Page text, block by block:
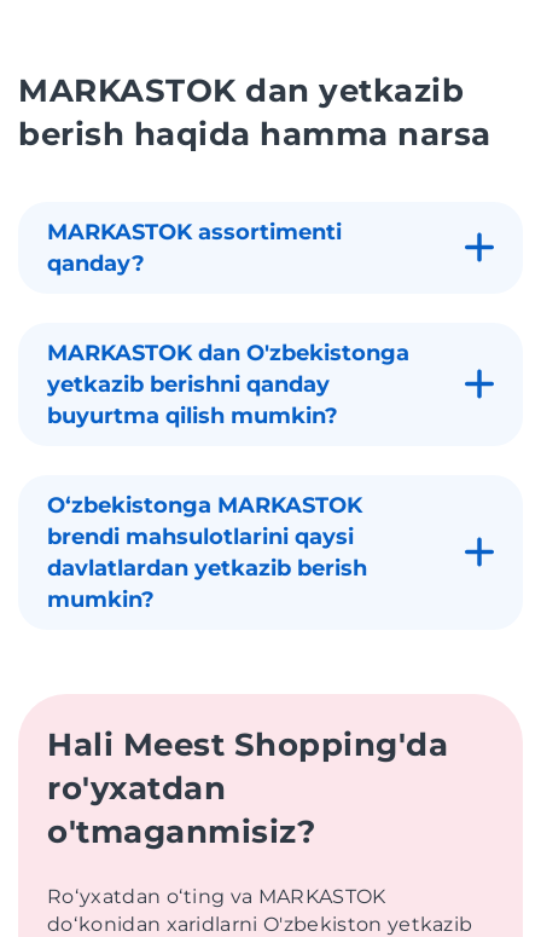
MARKASTOK dan yetkazib
berish haqida hamma narsa
MARKASTOK assortimenti
qanday?
MARKASTOK dan O'zbekistonga
yetkazib berishni qanday
buyurtma qilish mumkin?
Oʻzbekistonga MARKASTOK
brendi mahsulotlarini qaysi
davlatlardan yetkazib berish
mumkin?
Hali Meest Shopping'da
ro'yxatdan
o'tmaganmisiz?
Roʻyxatdan oʻting va MARKASTOK
doʻkonidan xaridlarni O'zbekiston yetkazib